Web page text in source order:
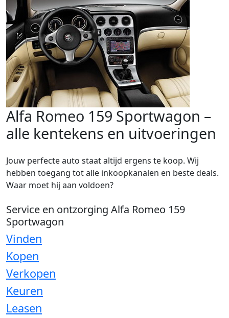
Alfa Romeo 159 Sportwagon –
alle kentekens en uitvoeringen
Jouw perfecte auto staat altijd ergens te koop. Wij
hebben toegang tot alle inkoopkanalen en beste deals.
Waar moet hij aan voldoen?
Service en ontzorging Alfa Romeo 159
Sportwagon
Vinden
Kopen
Verkopen
Keuren
Leasen